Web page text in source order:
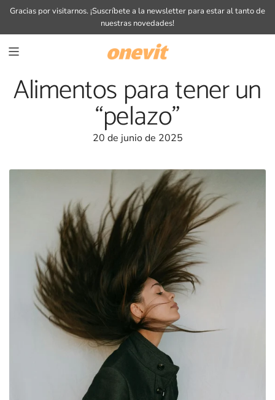
SALTAR
CONTENIDO
Gracias por visitarnos.¡Suscríbete a la newsletter para estar al tanto de
nuestras novedades!
Alimentos para tener un
“pelazo”
20 de junio de 2025